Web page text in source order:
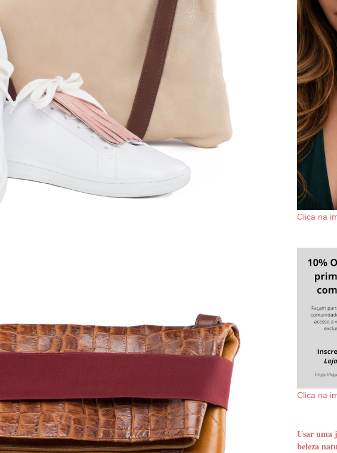
Clica na
Clica na
Usar uma
beleza